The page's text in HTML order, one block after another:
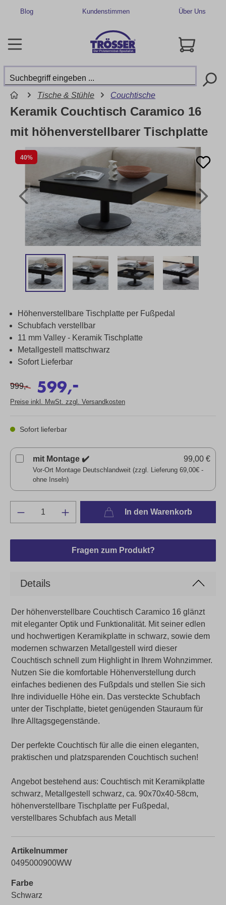
Blog Kundenstimmen Über Uns
Tische & Stühle Couchtische
40%
Keramik Couchtisch Caramico 16
mit höhenverstellbarer Tischplatte
Höhenverstellbare Tischplatte per Fußpedal
Schubfach verstellbar
11 mm Valley - Keramik Tischplatte
Metallgestell mattschwarz
Sofort Lieferbar
999,- 599,
-
Preise inkl. MwSt. zzgl. Versandkosten
Sofort lieferbar
mit Montage ✔️
Vor-Ort Montage Deutschlandweit (zzgl. Lieferung 69,00€ -
ohne Inseln)
99,00 €
In den Warenkorb
Fragen zum Produkt?
Details
Der höhenverstellbare Couchtisch Caramico 16 glänzt
mit eleganter Optik und Funktionalität. Mit seiner edlen
und hochwertigen Keramikplatte in schwarz, sowie dem
modernen schwarzen Metallgestell wird dieser
Couchtisch schnell zum Highlight in Ihrem Wohnzimmer.
Nutzen Sie die komfortable Höhenverstellung durch
einfaches bedienen des Fußpdals und stellen Sie sich
Ihre individuelle Höhe ein. Das versteckte Schubfach
unter der Tischplatte, bietet genügenden Stauraum für
Ihre Alltagsgegenstände.
Der perfekte Couchtisch für alle die einen eleganten,
praktischen und platzsparenden Couchtisch suchen!
Angebot bestehend aus: Couchtisch mit Keramikplatte
schwarz, Metallgestell schwarz, ca. 90x70x40-58cm,
höhenverstellbare Tischplatte per Fußpedal,
verstellbares Schubfach aus Metall
Artikelnummer
0495000900WW
Farbe
Schwarz